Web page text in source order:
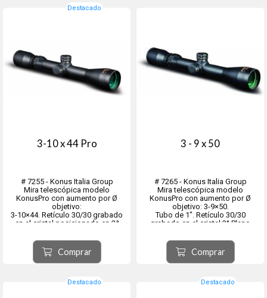
- Ópticas multitratadas
Destacado
3-10 x 44 Pro
# 7255 - Konus Italia Group
Mira telescópica modelo
KonusPro con aumento por Ø
objetivo:
3-10×44. Retículo 30/30 grabado
en el cristal posicionado en 2ª
Tubo de 1" metálico.Impermeables
por relleno de Nitrógeno,
resistente a golpes y a la
humedad. Torretas tácticas
Comprar
3 - 9 x 50
# 7265 - Konus Italia Group
Mira telescópica modelo
KonusPro con aumento por Ø
objetivo: 3-9×50.
Tubo de 1". Retículo 30/30
grabado en el cristal 2° Plano
Torretas regulables a mano.
Impermeables por relleno de
Nitrógeno, resistente a golpes y a
la humedad.
Aumento por Ø...
Comprar
Destacado Destacado